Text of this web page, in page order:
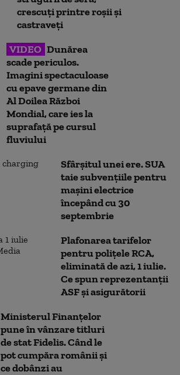
crescuți printre roșii și
castraveți
VIDEO Dunărea
scade periculos.
Imagini spectaculoase
cu epave germane din
Al Doilea Război
Mondial, care ies la
suprafață pe cursul
fluviului
Sfârşitul unei ere. SUA
taie subvenţiile pentru
maşini electrice
începând cu 30
septembrie
Plafonarea tarifelor
pentru poliţele RCA,
eliminată de azi, 1 iulie.
Ce spun reprezentanţii
ASF şi asigurătorii
Ministerul Finanțelor
pune în vânzare titluri
de stat Fidelis. Când le
pot cumpăra românii și
ce dobânzi au